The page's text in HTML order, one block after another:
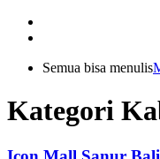
Semua bisa menulis
Kategori